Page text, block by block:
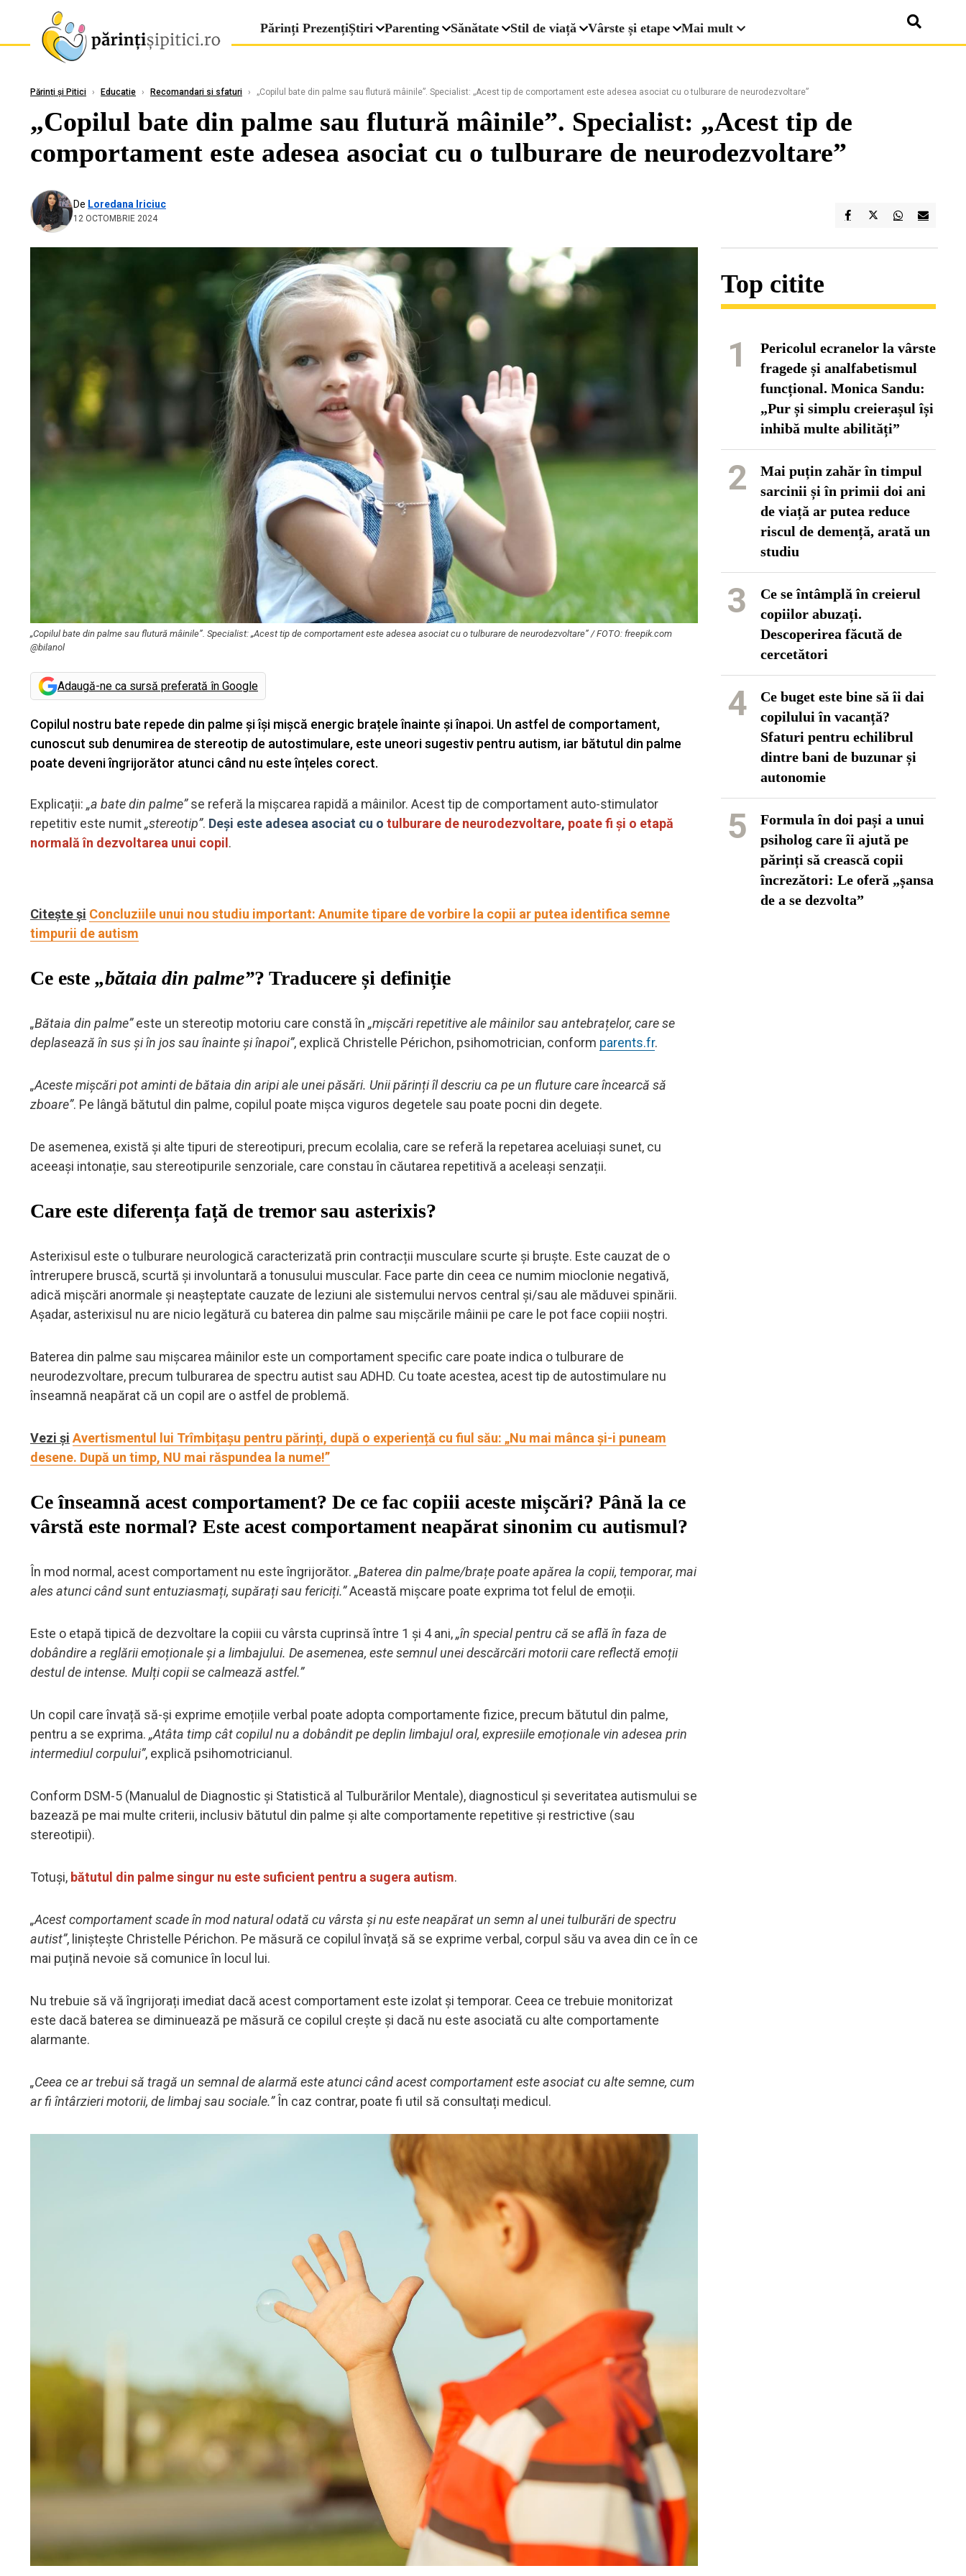
Părinți PrezențiȘtiri Parenting Sănătate Stil de viață Vârste și etape Mai mult
Părinți și Pitici › Educatie › Recomandari si sfaturi › „Copilul bate din palme sau flutură mâinile”. Specialist: „Acest tip de comportament este adesea asociat cu o tulburare de neurodezvoltare”
„Copilul bate din palme sau flutură mâinile”. Specialist: „Acest tip de
comportament este adesea asociat cu o tulburare de neurodezvoltare”
De Loredana Iriciuc
12 OCTOMBRIE 2024
„Copilul bate din palme sau flutură mâinile”. Specialist: „Acest tip de comportament este adesea asociat cu o tulburare de neurodezvoltare” / FOTO: freepik.com
@bilanol
Adaugă-ne ca sursă preferată în Google
Copilul nostru bate repede din palme și își mișcă energic brațele înainte și înapoi. Un astfel de comportament,
cunoscut sub denumirea de stereotip de autostimulare, este uneori sugestiv pentru autism, iar bătutul din palme
poate deveni îngrijorător atunci când nu este înțeles corect.
Explicații: „a bate din palme”se referă la mișcarea rapidă a mâinilor. Acest tip de comportament auto-stimulator
repetitiv este numit„stereotip”. Deși este adesea asociat cu o tulburare de neurodezvoltare, poate fi și o etapă
normală în dezvoltarea unui copil.
Citește și Concluziile unui nou studiu important: Anumite tipare de vorbire la copii ar putea identifica semne
timpurii de autism
Ce este „bătaia din palme”? Traducere și definiție
„Bătaia din palme”este un stereotip motoriu care constă în „mișcări repetitive ale mâinilor sau antebrațelor, care se
deplasează în sus și în jos sau înainte și înapoi”, explică Christelle Périchon, psihomotrician, conform parents.fr.
„Aceste mișcări pot aminti de bătaia din aripi ale unei păsări. Unii părinți îl descriu ca pe un fluture care încearcă să
zboare”. Pe lângă bătutul din palme, copilul poate mișca viguros degetele sau poate pocni din degete.
De asemenea, există și alte tipuri de stereotipuri, precum ecolalia, care se referă la repetarea aceluiași sunet, cu
aceeași intonație, sau stereotipurile senzoriale, care constau în căutarea repetitivă a aceleași senzații.
Care este diferența față de tremor sau asterixis?
Asterixisul este o tulburare neurologică caracterizată prin contracții musculare scurte și bruște. Este cauzat de o
întrerupere bruscă, scurtă și involuntară a tonusului muscular. Face parte din ceea ce numim mioclonie negativă,
adică mișcări anormale și neașteptate cauzate de leziuni ale sistemului nervos central și/sau ale măduvei spinării.
Așadar, asterixisul nu are nicio legătură cu baterea din palme sau mișcările mâinii pe care le pot face copiii noștri.
Baterea din palme sau mișcarea mâinilor este un comportament specific care poate indica o tulburare de
neurodezvoltare, precum tulburarea de spectru autist sau ADHD. Cu toate acestea, acest tip de autostimulare nu
înseamnă neapărat că un copil are o astfel de problemă.
Vezi și Avertismentul lui Trîmbițașu pentru părinți, după o experiență cu fiul său: „Nu mai mânca și-i puneam
desene. După un timp, NU mai răspundea la nume!”
Ce înseamnă acest comportament? De ce fac copiii aceste mișcări? Până la ce
vârstă este normal? Este acest comportament neapărat sinonim cu autismul?
În mod normal, acest comportament nu este îngrijorător. „Baterea din palme/brațe poate apărea la copii, temporar, mai
ales atunci când sunt entuziasmați, supărați sau fericiți.”Această mișcare poate exprima tot felul de emoții.
Este o etapă tipică de dezvoltare la copiii cu vârsta cuprinsă între 1 și 4 ani,„în special pentru că se află în faza de
dobândire a reglării emoționale și a limbajului. De asemenea, este semnul unei descărcări motorii care reflectă emoții
destul de intense. Mulți copii se calmează astfel.”
Un copil care învață să-și exprime emoțiile verbal poate adopta comportamente fizice, precum bătutul din palme,
pentru a se exprima. „Atâta timp cât copilul nu a dobândit pe deplin limbajul oral, expresiile emoționale vin adesea prin
intermediul corpului”, explică psihomotricianul.
Conform DSM-5 (Manualul de Diagnostic și Statistică al Tulburărilor Mentale), diagnosticul și severitatea autismului se
bazează pe mai multe criterii, inclusiv bătutul din palme și alte comportamente repetitive și restrictive (sau
stereotipii).
Totuși, bătutul din palme singur nu este suficient pentru a sugera autism.
„Acest comportament scade în mod natural odată cu vârsta și nu este neapărat un semn al unei tulburări de spectru
autist”, liniștește Christelle Périchon. Pe măsură ce copilul învață să se exprime verbal, corpul său va avea din ce în ce
mai puțină nevoie să comunice în locul lui.
Nu trebuie să vă îngrijorați imediat dacă acest comportament este izolat și temporar. Ceea ce trebuie monitorizat
este dacă baterea se diminuează pe măsură ce copilul crește și dacă nu este asociată cu alte comportamente
alarmante.
„Ceea ce ar trebui să tragă un semnal de alarmă este atunci când acest comportament este asociat cu alte semne, cum
ar fi întârzieri motorii, de limbaj sau sociale.”În caz contrar, poate fi util să consultați medicul.
Top citite
1
Pericolul ecranelor la vârste
fragede și analfabetismul
funcțional. Monica Sandu:
„Pur și simplu creierașul își
inhibă multe abilități”
2
Mai puțin zahăr în timpul
sarcinii și în primii doi ani
de viață ar putea reduce
riscul de demență, arată un
studiu
3
Ce se întâmplă în creierul
copiilor abuzați.
Descoperirea făcută de
cercetători
4
Ce buget este bine să îi dai
copilului în vacanță?
Sfaturi pentru echilibrul
dintre bani de buzunar și
autonomie
5
Formula în doi pași a unui
psiholog care îi ajută pe
părinți să crească copii
încrezători: Le oferă „șansa
de a se dezvolta”